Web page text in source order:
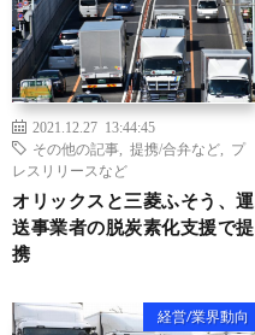
2021.12.27 13:44:45
その他の記事
提携/合弁など
プ
レスリリースなど
オリックスと三菱ふそう、運
送事業者の脱炭素化支援で提
携
経営/業界動向